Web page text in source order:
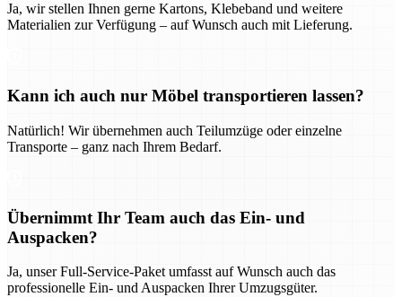
Ja, wir stellen Ihnen gerne Kartons, Klebeband und weitere
Materialien zur Verfügung – auf Wunsch auch mit Lieferung.
Kann ich auch nur Möbel transportieren lassen?
Natürlich! Wir übernehmen auch Teilumzüge oder einzelne
Transporte – ganz nach Ihrem Bedarf.
Übernimmt Ihr Team auch das Ein- und
Auspacken?
Ja, unser Full-Service-Paket umfasst auf Wunsch auch das
professionelle Ein- und Auspacken Ihrer Umzugsgüter.